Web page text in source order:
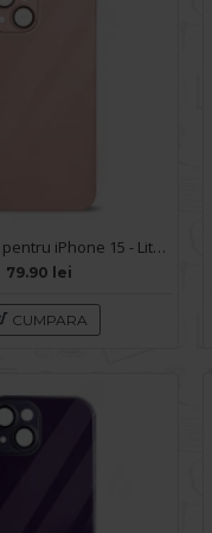
Husa spate pentru iPhone 15 - Lito Case Roz
79.90 lei
CUMPARA